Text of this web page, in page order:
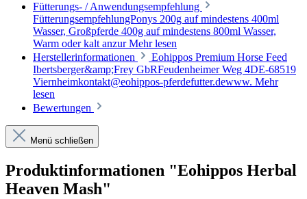
Fütterungs- / Anwendungsempfehlung
FütterungsempfehlungPonys 200g auf mindestens 400ml
Wasser, Großpferde 400g auf mindestens 800ml Wasser,
Warm oder kalt anzurMehr lesen
Herstellerinformationen
Eohippos Premium Horse Feed
Ibertsberger&amp;Frey GbRFeudenheimer Weg 4DE-68519
Viernheimkontakt@eohippos-pferdefutter.dewww. Mehr
lesen
Bewertungen
Menü schließen
Produktinformationen "Eohippos Herbal
Heaven Mash"